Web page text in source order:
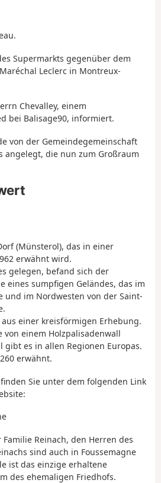
Supermarkts gegenüber dem
Leclerc in Montreux-
Chevalley, einem
bei Balisage90, informiert.
von der Gemeindegemeinschaft
angelegt, die nun zum Großraum
(Münsterol), das in einer
erwähnt wird.
gelegen, befand sich der
eines sumpfigen Geländes, das im
und im Nordwesten von der Saint-
einer kreisförmigen Erhebung.
von einem Holzpalisadenwall
gibt es in allen Regionen Europas.
erwähnt.
Sie unter dem folgenden Link
Reinach, den Herren des
sind auch in Foussemagne
ist das einzige erhaltene
des ehemaligen Friedhofs.